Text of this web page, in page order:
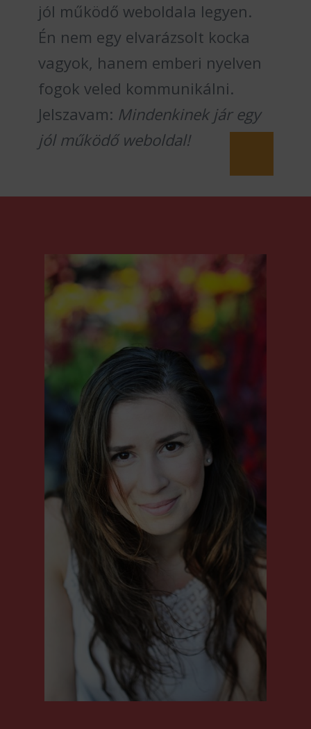
jól működő weboldala legyen.
Én nem egy elvarázsolt kocka
vagyok, hanem emberi nyelven
fogok veled kommunikálni.
Jelszavam: Mindenkinek jár egy
jól működő weboldal!